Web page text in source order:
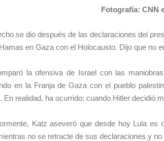
Fotografía: CNN
se dio después de las declaraciones del
en Gaza con el Holocausto. Dijo que no
la ofensiva de Israel con las
en la Franja de Gaza con el pueblo
En realidad, ha ocurrido: cuando Hitler decidió
Katz aseveró que desde hoy Lula es
no se retracte de sus declaraciones y no